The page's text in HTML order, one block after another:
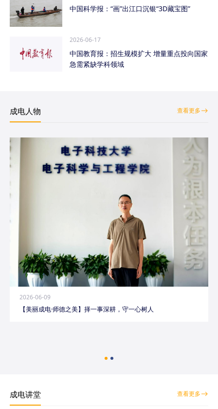
中国科学报：“画”出江口沉银“3D藏宝图”
2026-06-17
中国教育报：招生规模扩大 增量重点投向国家
急需紧缺学科领域
成电人物 查看更多
2026-06-09
【美丽成电·师德之美】择一事深耕，守一心树人
成电讲堂 查看更多